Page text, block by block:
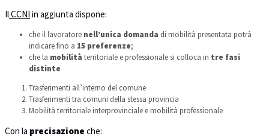
IlCCNI in aggiunta dispone:
che il lavoratore nell’unica domanda di mobilità presentata potrà
indicare fino a 15 preferenze;
che la mobilità territoriale e professionale si colloca in tre fasi
distinte
Trasferimenti all’interno del comune
Trasferimenti tra comuni della stessa provincia
Mobilità territoriale interprovinciale e mobilità professionale
Con la precisazione che: